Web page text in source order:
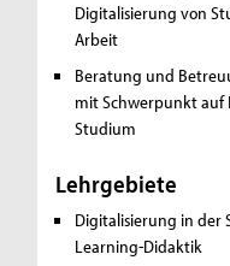
Digitalisierung von
Arbeit
Beratung und
mit Schwerpunkt
Studium
Lehrgebiete
Digitalisierung in der
Learning-Didaktik